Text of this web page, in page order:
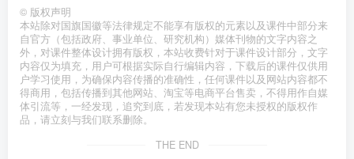
© 版权声明
本站除对国旗国徽等法律规定不能享有版权的元素以及课件中部分来
自官方（包括政府、事业单位、研究机构）媒体刊物的文字内容之
外，对课件整体设计拥有版权，本站收费针对于课件设计部分，文字
内容仅为填充，用户可根据实际自行编辑内容，下载后的课件仅供用
户学习使用，为确保内容传播的准确性，任何课件以及网站内容都不
得商用，包括传播到其他网站、淘宝等电商平台售卖，不得用作自媒
体引流等，一经发现，追究到底，若发现本站有您未授权的版权作
品，请立刻与我们联系删除。
THE END